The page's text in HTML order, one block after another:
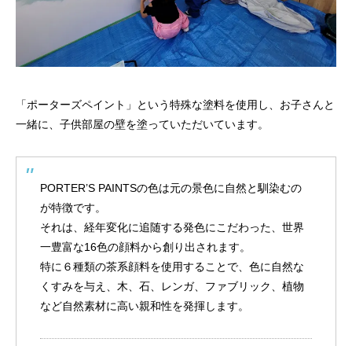
「ポーターズペイント」という特殊な塗料を使用し、お子さんと
一緒に、子供部屋の壁を塗っていただいています。
PORTER’S PAINTSの色は元の景色に自然と馴染むの
が特徴です。
それは、経年変化に追随する発色にこだわった、世界
一豊富な16色の顔料から創り出されます。
特に６種類の茶系顔料を使用することで、色に自然な
くすみを与え、木、石、レンガ、ファブリック、植物
など自然素材に高い親和性を発揮します。